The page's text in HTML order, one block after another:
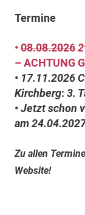
Termine
•08.08.2026
– ACHTUNG
• 17.11.2026
Kirchberg: 3.
•Jetzt schon
am
Zu allen
Website!